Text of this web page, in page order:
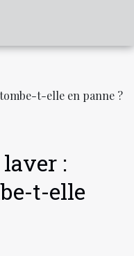
t-elle en panne ?
:
t-elle